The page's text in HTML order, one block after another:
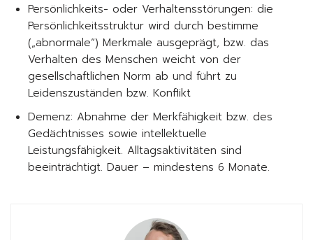
Persönlichkeits- oder Verhaltensstörungen: die
Persönlichkeitsstruktur wird durch bestimme
(„abnormale“) Merkmale ausgeprägt, bzw. das
Verhalten des Menschen weicht von der
gesellschaftlichen Norm ab und führt zu
Leidenszuständen bzw. Konflikt
Demenz: Abnahme der Merkfähigkeit bzw. des
Gedächtnisses sowie intellektuelle
Leistungsfähigkeit. Alltagsaktivitäten sind
beeinträchtigt. Dauer – mindestens 6 Monate.